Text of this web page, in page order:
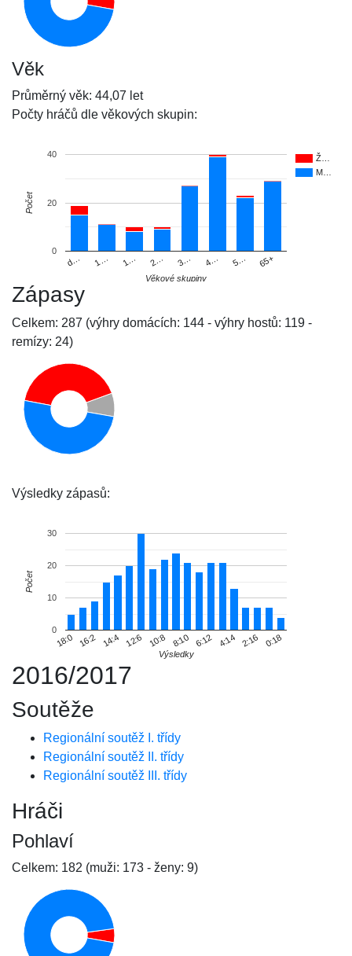
Věk
Průměrný věk: 44,07 let
Počty hráčů dle věkových skupin:
Ž…
M…
d… 1… 1… 2… 3… 4… 5… 65+
0
20
40
Věkové skupiny
Počet
Zápasy
Celkem: 287 (výhry domácích: 144 - výhry hostů: 119 -
remízy: 24)
Výsledky zápasů:
18:0 16:2 14:4 12:6 10:8 8:10 6:12 4:14 2:16 0:18
0
10
20
30
Výsledky
Počet
2016/2017
Soutěže
Regionální soutěž I. třídy
Regionální soutěž II. třídy
Regionální soutěž III. třídy
Hráči
Pohlaví
Celkem: 182 (muži: 173 - ženy: 9)